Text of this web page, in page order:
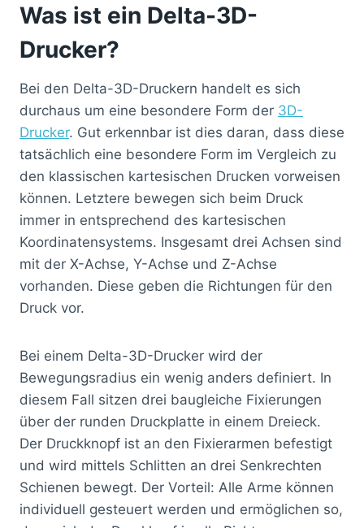
Was ist ein Delta-3D-
Drucker?
Bei den Delta-3D-Druckern handelt es sich
durchaus um eine besondere Form der 3D-
Drucker. Gut erkennbar ist dies daran, dass diese
tatsächlich eine besondere Form im Vergleich zu
den klassischen kartesischen Drucken vorweisen
können. Letztere bewegen sich beim Druck
immer in entsprechend des kartesischen
Koordinatensystems. Insgesamt drei Achsen sind
mit der X-Achse, Y-Achse und Z-Achse
vorhanden. Diese geben die Richtungen für den
Druck vor.
Bei einem Delta-3D-Drucker wird der
Bewegungsradius ein wenig anders definiert. In
diesem Fall sitzen drei baugleiche Fixierungen
über der runden Druckplatte in einem Dreieck.
Der Druckknopf ist an den Fixierarmen befestigt
und wird mittels Schlitten an drei Senkrechten
Schienen bewegt. Der Vorteil: Alle Arme können
individuell gesteuert werden und ermöglichen so,